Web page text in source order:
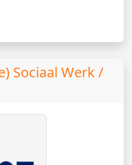
Sociaal Werk /